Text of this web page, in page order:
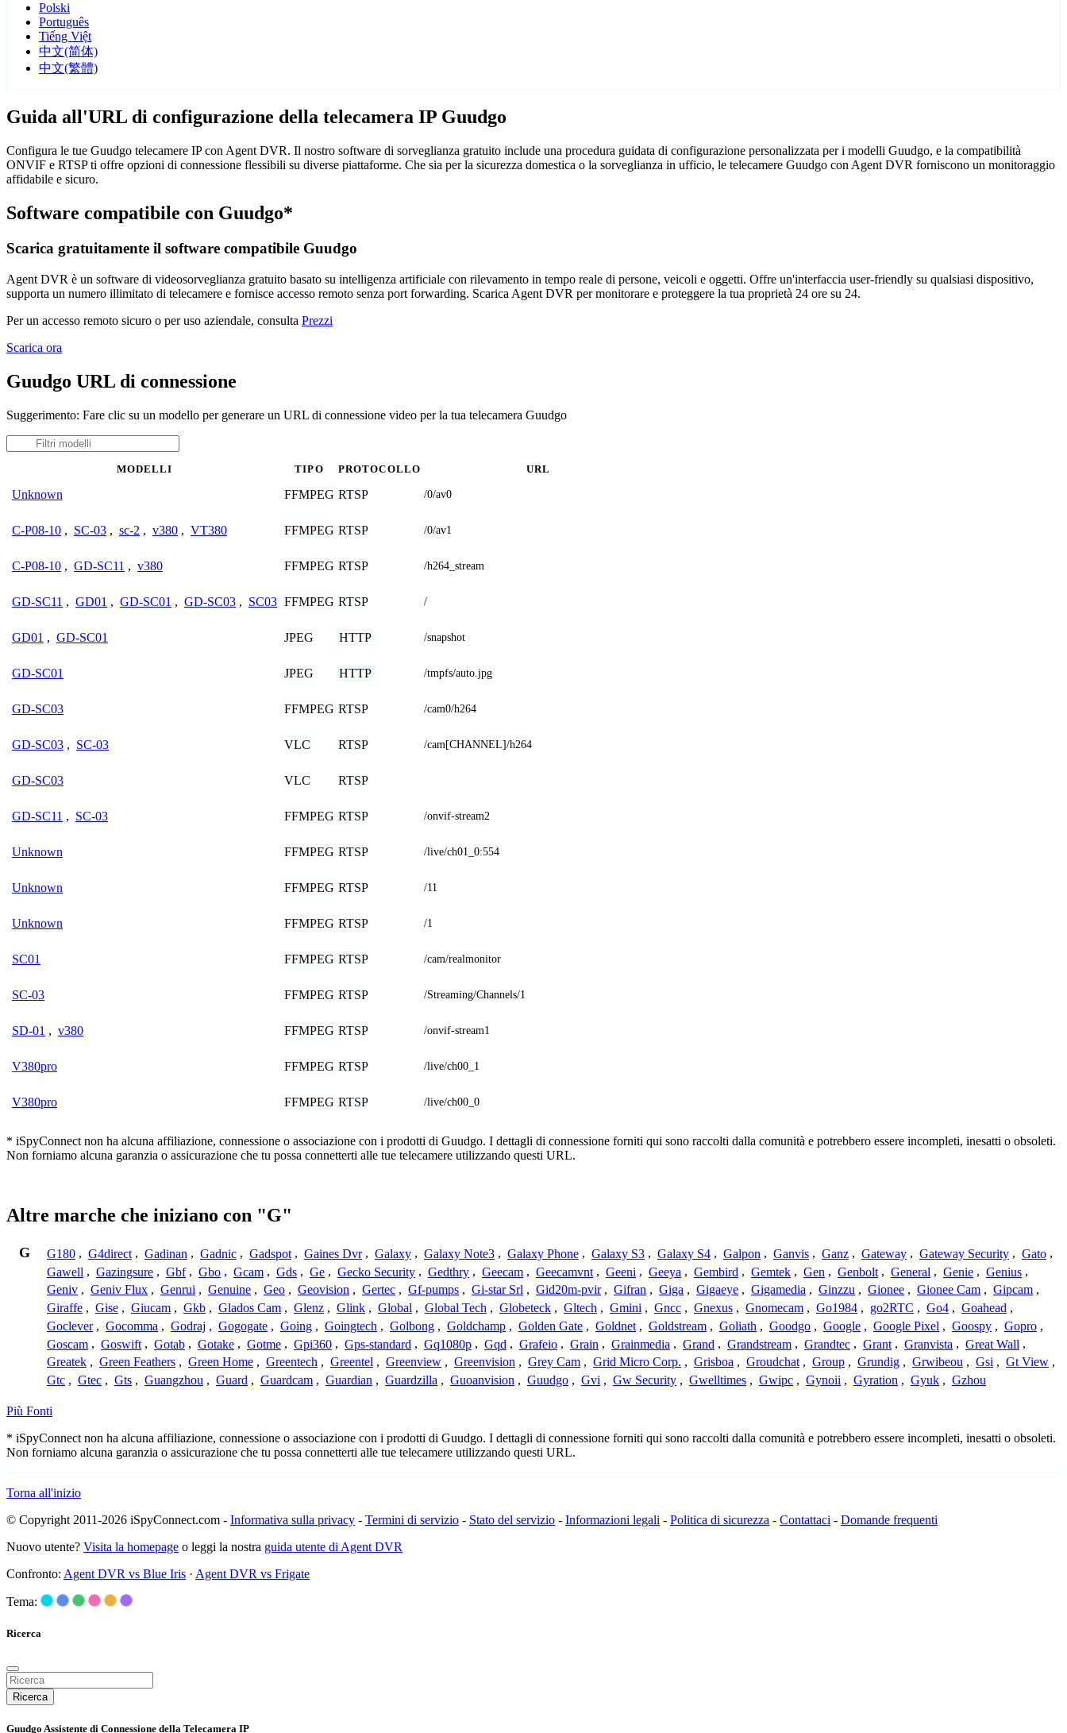
Polski
Português
Tiếng Việt
中文(简体)
中文(繁體)
Guida all'URL di configurazione della telecamera IP Guudgo
Configura le tue Guudgo telecamere IP con Agent DVR. Il nostro software di sorveglianza gratuito include una procedura guidata di configurazione personalizzata per i modelli Guudgo, e la compatibilità
ONVIF e RTSP ti offre opzioni di connessione flessibili su diverse piattaforme. Che sia per la sicurezza domestica o la sorveglianza in ufficio, le telecamere Guudgo con Agent DVR forniscono un monitoraggio
affidabile e sicuro.
Software compatibile con Guudgo*
Scarica gratuitamente il software compatibile Guudgo
Agent DVR è un software di videosorveglianza gratuito basato su intelligenza artificiale con rilevamento in tempo reale di persone, veicoli e oggetti. Offre un'interfaccia user-friendly su qualsiasi dispositivo,
supporta un numero illimitato di telecamere e fornisce accesso remoto senza port forwarding. Scarica Agent DVR per monitorare e proteggere la tua proprietà 24 ore su 24.
Per un accesso remoto sicuro o per uso aziendale, consulta Prezzi
Scarica ora
Guudgo URL di connessione
Suggerimento: Fare clic su un modello per generare un URL di connessione video per la tua telecamera Guudgo
MODELLI TIPO PROTOCOLLO URL
Unknown FFMPEG RTSP /0/av0
C-P08-10 , SC-03 , sc-2 , v380 , VT380 FFMPEG RTSP /0/av1
C-P08-10 , GD-SC11 , v380 FFMPEG RTSP /h264_stream
GD-SC11 , GD01 , GD-SC01 , GD-SC03 , SC03 FFMPEG RTSP /
GD01 , GD-SC01 JPEG HTTP /snapshot
GD-SC01 JPEG HTTP /tmpfs/auto.jpg
GD-SC03 FFMPEG RTSP /cam0/h264
GD-SC03 , SC-03 VLC RTSP /cam[CHANNEL]/h264
GD-SC03 VLC RTSP
GD-SC11 , SC-03 FFMPEG RTSP /onvif-stream2
Unknown FFMPEG RTSP /live/ch01_0:554
Unknown FFMPEG RTSP /11
Unknown FFMPEG RTSP /1
SC01 FFMPEG RTSP /cam/realmonitor
SC-03 FFMPEG RTSP /Streaming/Channels/1
SD-01 , v380 FFMPEG RTSP /onvif-stream1
V380pro FFMPEG RTSP /live/ch00_1
V380pro FFMPEG RTSP /live/ch00_0
* iSpyConnect non ha alcuna affiliazione, connessione o associazione con i prodotti di Guudgo. I dettagli di connessione forniti qui sono raccolti dalla comunità e potrebbero essere incompleti, inesatti o obsoleti.
Non forniamo alcuna garanzia o assicurazione che tu possa connetterti alle tue telecamere utilizzando questi URL.
Altre marche che iniziano con "G"
G G180 , G4direct , Gadinan , Gadnic , Gadspot , Gaines Dvr , Galaxy , Galaxy Note3 , Galaxy Phone , Galaxy S3 , Galaxy S4 , Galpon , Ganvis , Ganz , Gateway , Gateway Security , Gato ,
Gawell , Gazingsure , Gbf , Gbo , Gcam , Gds , Ge , Gecko Security , Gedthry , Geecam , Geecamvnt , Geeni , Geeya , Gembird , Gemtek , Gen , Genbolt , General , Genie , Genius ,
Geniv , Geniv Flux , Genrui , Genuine , Geo , Geovision , Gertec , Gf-pumps , Gi-star Srl , Gid20m-pvir , Gifran , Giga , Gigaeye , Gigamedia , Ginzzu , Gionee , Gionee Cam , Gipcam ,
Giraffe , Gise , Giucam , Gkb , Glados Cam , Glenz , Glink , Global , Global Tech , Globeteck , Gltech , Gmini , Gncc , Gnexus , Gnomecam , Go1984 , go2RTC , Go4 , Goahead ,
Goclever , Gocomma , Godraj , Gogogate , Going , Goingtech , Golbong , Goldchamp , Golden Gate , Goldnet , Goldstream , Goliath , Goodgo , Google , Google Pixel , Goospy , Gopro ,
Goscam , Goswift , Gotab , Gotake , Gotme , Gpi360 , Gps-standard , Gq1080p , Gqd , Grafeio , Grain , Grainmedia , Grand , Grandstream , Grandtec , Grant , Granvista , Great Wall ,
Greatek , Green Feathers , Green Home , Greentech , Greentel , Greenview , Greenvision , Grey Cam , Grid Micro Corp. , Grisboa , Groudchat , Group , Grundig , Grwibeou , Gsi , Gt View ,
Gtc , Gtec , Gts , Guangzhou , Guard , Guardcam , Guardian , Guardzilla , Guoanvision , Guudgo , Gvi , Gw Security , Gwelltimes , Gwipc , Gynoii , Gyration , Gyuk , Gzhou
Più Fonti
* iSpyConnect non ha alcuna affiliazione, connessione o associazione con i prodotti di Guudgo. I dettagli di connessione forniti qui sono raccolti dalla comunità e potrebbero essere incompleti, inesatti o obsoleti.
Non forniamo alcuna garanzia o assicurazione che tu possa connetterti alle tue telecamere utilizzando questi URL.
Torna all'inizio
© Copyright 2011-2026 iSpyConnect.com - Informativa sulla privacy - Termini di servizio - Stato del servizio - Informazioni legali - Politica di sicurezza - Contattaci - Domande frequenti
Nuovo utente? Visita la homepage o leggi la nostra guida utente di Agent DVR
Confronto: Agent DVR vs Blue Iris · Agent DVR vs Frigate
Tema:
Ricerca
Ricerca
Guudgo Assistente di Connessione della Telecamera IP